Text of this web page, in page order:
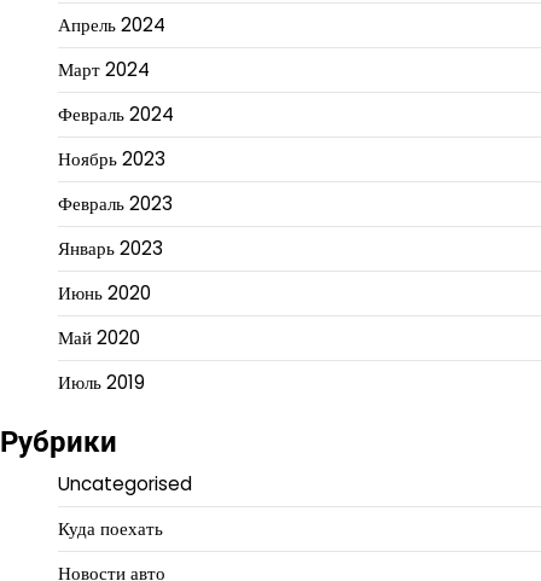
Апрель 2024
Март 2024
Февраль 2024
Ноябрь 2023
Февраль 2023
Январь 2023
Июнь 2020
Май 2020
Июль 2019
Рубрики
Uncategorised
Куда поехать
Новости авто